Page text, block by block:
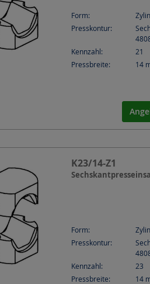
Form:
Presskontur:
Kennzahl:
21
Pressbreite:
14
K23/14-Z1
Form:
Presskontur:
Kennzahl:
23
Pressbreite:
14